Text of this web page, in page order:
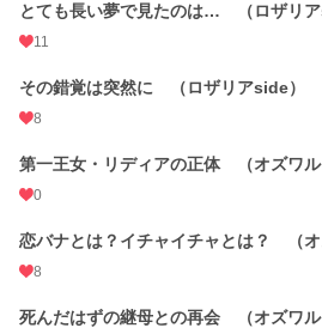
とても長い夢で見たのは… （ロザリ
11
その錯覚は突然に （ロザリアside）
8
第一王女・リディアの正体 （オズワル
0
恋バナとは？イチャイチャとは？ （オ
8
死んだはずの継母との再会 （オズワル